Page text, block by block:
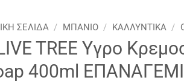
ΣΕΛΊΔΑ / ΜΠΑΝΙΟ / ΚΑΛΛΥΝΤΙΚΑ /
TREE Yγρο
400ml